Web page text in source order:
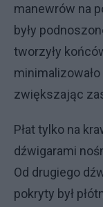
manewrów na
były
tworzyły
zwiększając
Płat tylko na
dźwigarami
Od drugiego
pokryty był